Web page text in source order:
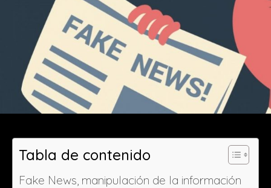
Tabla de contenido
Fake News, manipulación de la información